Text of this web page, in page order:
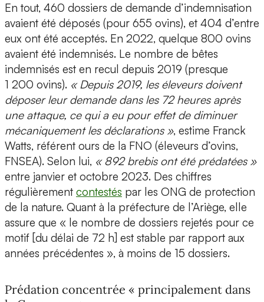
En tout, 460 dossiers de demande d’indemnisation
avaient été déposés (pour 655 ovins), et 404 d’entre
eux ont été acceptés. En 2022, quelque 800 ovins
avaient été indemnisés. Le nombre de bêtes
indemnisés est en recul depuis 2019 (presque
1 200 ovins). « Depuis 2019, les éleveurs doivent
déposer leur demande dans les 72 heures après
une attaque, ce qui a eu pour effet de diminuer
mécaniquement les déclarations », estime Franck
Watts, référent ours de la FNO (éleveurs d’ovins,
FNSEA). Selon lui, « 892 brebis ont été prédatées »
entre janvier et octobre 2023. Des chiffres
régulièrement contestés par les ONG de protection
de la nature. Quant à la préfecture de l’Ariège, elle
assure que « le nombre de dossiers rejetés pour ce
motif [du délai de 72 h] est stable par rapport aux
années précédentes », à moins de 15 dossiers.
Prédation concentrée « principalement dans